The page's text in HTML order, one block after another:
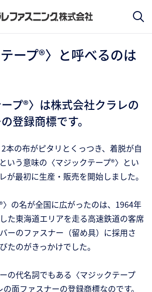
テープ®〉と呼べるのは
ープ®〉は株式会社クラレの
登録商標です。
本の布がピタリとくっつき、着脱が自
いう意味の〈マジックテープ®〉とい
が最初に生産・販売を開始しました。
〉の名が全国に広がったのは、1964年
た東海道エリアを走る高速鉄道の客席
ーのファスナー（留め具）に採用さ
たのがきっかけでした。
の代名詞でもある〈マジックテープ
面ファスナーの登録商標なのです。